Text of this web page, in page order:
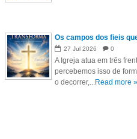
Os campos dos fieis
27 Jul 2026 0
A Igreja atua em três
percebemos isso de
o decorrer,...Read more »